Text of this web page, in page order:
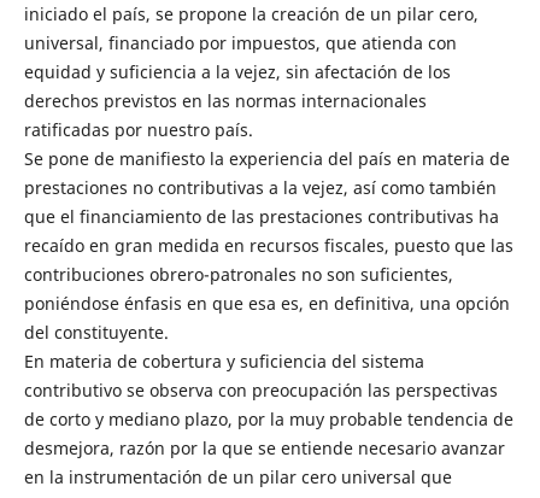
iniciado el país, se propone la creación de un pilar cero,
universal, financiado por impuestos, que atienda con
equidad y suficiencia a la vejez, sin afectación de los
derechos previstos en las normas internacionales
ratificadas por nuestro país.
Se pone de manifiesto la experiencia del país en materia de
prestaciones no contributivas a la vejez, así como también
que el financiamiento de las prestaciones contributivas ha
recaído en gran medida en recursos fiscales, puesto que las
contribuciones obrero-patronales no son suficientes,
poniéndose énfasis en que esa es, en definitiva, una opción
del constituyente.
En materia de cobertura y suficiencia del sistema
contributivo se observa con preocupación las perspectivas
de corto y mediano plazo, por la muy probable tendencia de
desmejora, razón por la que se entiende necesario avanzar
en la instrumentación de un pilar cero universal que